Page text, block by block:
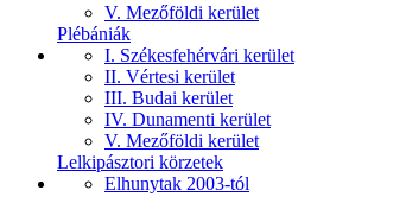
V. Mezőföldi kerület
Plébániák
I. Székesfehérvári kerület
II. Vértesi kerület
III. Budai kerület
IV. Dunamenti kerület
V. Mezőföldi kerület
Lelkipásztori körzetek
Elhunytak 2003-tól